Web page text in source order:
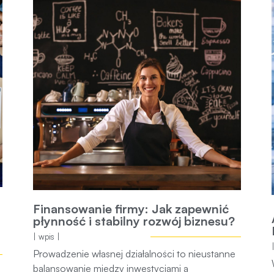
Finansowanie firmy: Jak zapewnić
płynność i stabilny rozwój biznesu?
| wpis |
Prowadzenie własnej działalności to nieustanne
balansowanie między inwestycjami a